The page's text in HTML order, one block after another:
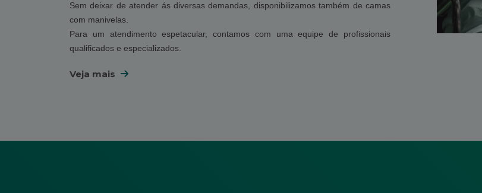
Sem deixar de atender ás diversas demandas, disponibilizamos também de camas
com manivelas.
Para um atendimento espetacular, contamos com uma equipe de profissionais
qualificados e especializados.
Veja mais